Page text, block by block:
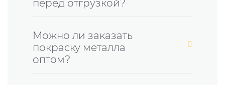
перед отгрузкой?
Можно ли заказать
покраску металла
оптом?